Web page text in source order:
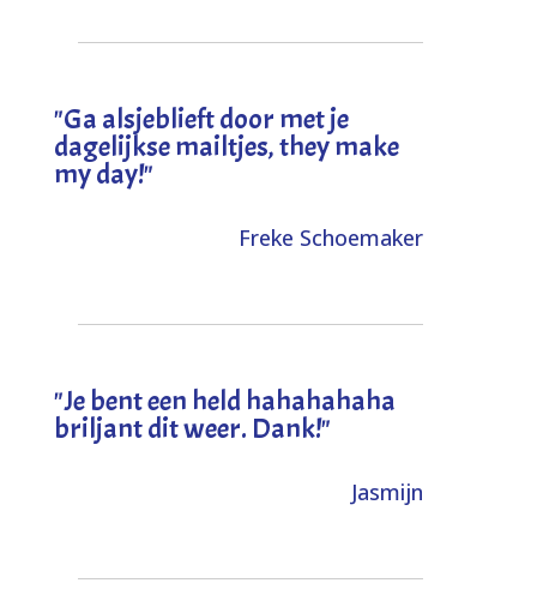
"Ga alsjeblieft door met je
dagelijkse mailtjes, they make
my day!"
Freke Schoemaker
"Je bent een held hahahahaha
briljant dit weer. Dank!"
Jasmijn